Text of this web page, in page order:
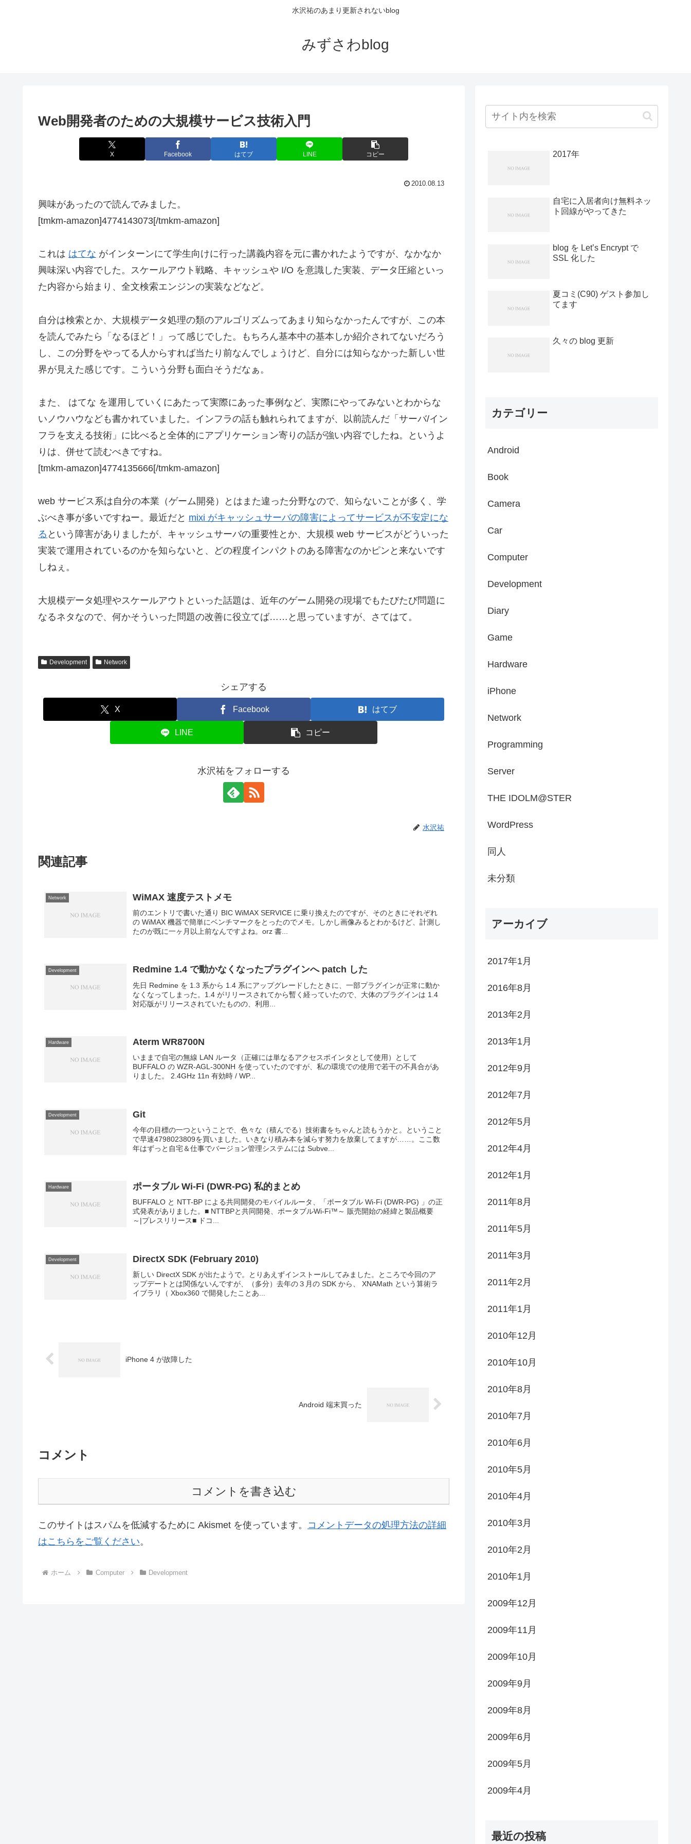
水沢祐のあまり更新されないblog
みずさわblog
Web開発者のための大規模サービス技術入門
X Facebook はてブ LINE コピー
2010.08.13
興味があったので読んでみました。
[tmkm-amazon]4774143073[/tmkm-amazon]
これは はてな がインターンにて学生向けに行った講義内容を元に書かれたようですが、なかなか
興味深い内容でした。スケールアウト戦略、キャッシュや I/O を意識した実装、データ圧縮といっ
た内容から始まり、全文検索エンジンの実装などなど。
自分は検索とか、大規模データ処理の類のアルゴリズムってあまり知らなかったんですが、この本
を読んでみたら「なるほど！」って感じでした。もちろん基本中の基本しか紹介されてないだろう
し、この分野をやってる人からすれば当たり前なんでしょうけど、自分には知らなかった新しい世
界が見えた感じです。こういう分野も面白そうだなぁ。
また、 はてな を運用していくにあたって実際にあった事例など、実際にやってみないとわからな
いノウハウなども書かれていました。インフラの話も触れられてますが、以前読んだ「サーバ/イン
フラを支える技術」に比べると全体的にアプリケーション寄りの話が強い内容でしたね。というよ
りは、併せて読むべきですね。
[tmkm-amazon]4774135666[/tmkm-amazon]
web サービス系は自分の本業（ゲーム開発）とはまた違った分野なので、知らないことが多く、学
ぶべき事が多いですねー。最近だと mixi がキャッシュサーバの障害によってサービスが不安定にな
る という障害がありましたが、キャッシュサーバの重要性とか、大規模 web サービスがどういった
実装で運用されているのかを知らないと、どの程度インパクトのある障害なのかピンと来ないです
しねぇ。
大規模データ処理やスケールアウトといった話題は、近年のゲーム開発の現場でもたびたび問題に
なるネタなので、何かそういった問題の改善に役立てば……と思っていますが、さてはて。
Development Network
シェアする
X Facebook はてブ
LINE コピー
水沢祐をフォローする
水沢祐
関連記事
Network WiMAX 速度テストメモ
前のエントリで書いた通り BIC WiMAX SERVICE に乗り換えたのですが、そのときにそれぞれ
の WiMAX 機器で簡単にベンチマークをとったのでメモ。しかし画像みるとわかるけど、計測し
たのが既に一ヶ月以上前なんですよね。orz 書...
Development Redmine 1.4 で動かなくなったプラグインへ patch した
先日 Redmine を 1.3 系から 1.4 系にアップグレードしたときに、一部プラグインが正常に動か
なくなってしまった。1.4 がリリースされてから暫く経っていたので、大体のプラグインは 1.4
対応版がリリースされていたものの、利用...
Hardware Aterm WR8700N
いままで自宅の無線 LAN ルータ（正確には単なるアクセスポインタとして使用）として
BUFFALO の WZR-AGL-300NH を使っていたのですが、私の環境での使用で若干の不具合があ
りました。 2.4GHz 11n 有効時 / WP...
Development Git
今年の目標の一つということで、色々な（積んでる）技術書をちゃんと読もうかと。ということ
で早速4798023809を買いました。いきなり積み本を減らす努力を放棄してますが……。ここ数
年はずっと自宅＆仕事でバージョン管理システムには Subve...
Hardware ポータブル Wi-Fi (DWR-PG) 私的まとめ
BUFFALO と NTT-BP による共同開発のモバイルルータ、「ポータブル Wi-Fi (DWR-PG) 」の正
式発表がありました。■ NTTBPと共同開発、ポータブルWi-Fi™～ 販売開始の経緯と製品概要
～|プレスリリース■ ドコ...
Development DirectX SDK (February 2010)
新しい DirectX SDK が出たようで。とりあえずインストールしてみました。ところで今回のア
ップデートとは関係ないんですが、（多分）去年の３月の SDK から、 XNAMath という算術ラ
イブラリ（ Xbox360 で開発したことあ...
iPhone 4 が故障した
Android 端末買った
コメント
コメントを書き込む
このサイトはスパムを低減するために Akismet を使っています。 コメントデータの処理方法の詳細
はこちらをご覧ください。
ホーム Computer Development
2017年
自宅に入居者向け無料ネッ
ト回線がやってきた
blog を Let’s Encrypt で
SSL 化した
夏コミ(C90) ゲスト参加し
てます
久々の blog 更新
カテゴリー
Android
Book
Camera
Car
Computer
Development
Diary
Game
Hardware
iPhone
Network
Programming
Server
THE IDOLM@STER
WordPress
同人
未分類
アーカイブ
2017年1月
2016年8月
2013年2月
2013年1月
2012年9月
2012年7月
2012年5月
2012年4月
2012年1月
2011年8月
2011年5月
2011年3月
2011年2月
2011年1月
2010年12月
2010年10月
2010年8月
2010年7月
2010年6月
2010年5月
2010年4月
2010年3月
2010年2月
2010年1月
2009年12月
2009年11月
2009年10月
2009年9月
2009年8月
2009年6月
2009年5月
2009年4月
最近の投稿